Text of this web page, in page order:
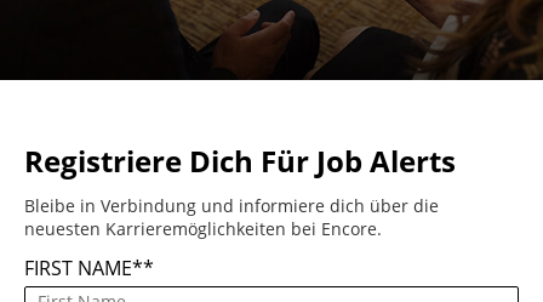
Registriere Dich Für Job Alerts
Bleibe in Verbindung und informiere dich über die
neuesten Karrieremöglichkeiten bei Encore.
FIRST NAME*